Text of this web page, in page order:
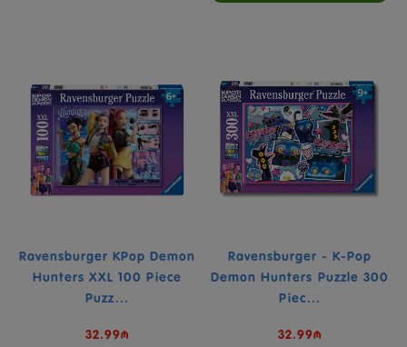
Ravensburger KPop Demon
Hunters XXL 100 Piece
Puzz...
32.99₼
Ravensburger - K-Pop
Demon Hunters Puzzle 300
Piec...
32.99₼